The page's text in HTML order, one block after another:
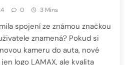
0 3 Mins
spojení ze známou značkou
znamená? Pokud si
kameru do auta, nové
logo LAMAX, ale kvalita